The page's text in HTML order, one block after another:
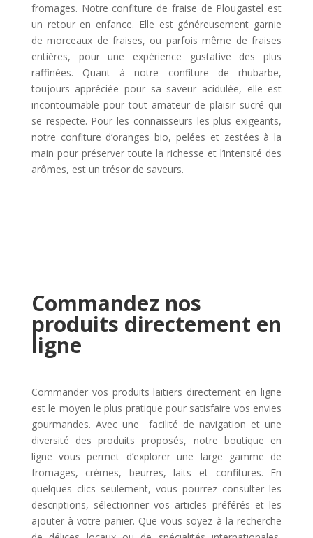
fromages. Notre confiture de fraise de Plougastel est
un retour en enfance. Elle est généreusement garnie
de morceaux de fraises, ou parfois même de fraises
entières, pour une expérience gustative des plus
raffinées. Quant à notre confiture de rhubarbe,
toujours appréciée pour sa saveur acidulée, elle est
incontournable pour tout amateur de plaisir sucré qui
se respecte. Pour les connaisseurs les plus exigeants,
notre confiture d’oranges bio, pelées et zestées à la
main pour préserver toute la richesse et l’intensité des
arômes, est un trésor de saveurs.
Commandez nos
produits directement en
ligne
Commander vos produits laitiers directement en ligne
est le moyen le plus pratique pour satisfaire vos envies
gourmandes. Avec une facilité de navigation et une
diversité des produits proposés, notre boutique en
ligne vous permet d’explorer une large gamme de
fromages, crèmes, beurres, laits et confitures. En
quelques clics seulement, vous pourrez consulter les
descriptions, sélectionner vos articles préférés et les
ajouter à votre panier. Que vous soyez à la recherche